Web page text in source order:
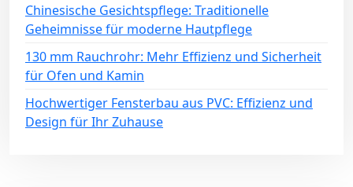
Chinesische Gesichtspflege: Traditionelle
Geheimnisse für moderne Hautpflege
130 mm Rauchrohr: Mehr Effizienz und Sicherheit
für Ofen und Kamin
Hochwertiger Fensterbau aus PVC: Effizienz und
Design für Ihr Zuhause